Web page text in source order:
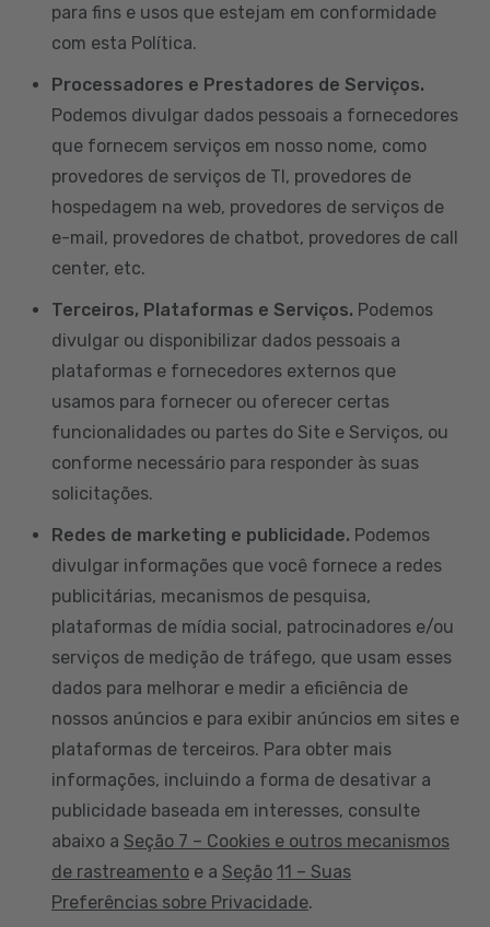
para fins e usos que estejam em conformidade
com esta Política.
Processadores e Prestadores de Serviços.
Podemos divulgar dados pessoais a fornecedores
que fornecem serviços em nosso nome, como
provedores de serviços de TI, provedores de
hospedagem na web, provedores de serviços de
e-mail, provedores de chatbot, provedores de call
center, etc.
Terceiros, Plataformas e Serviços. Podemos
divulgar ou disponibilizar dados pessoais a
plataformas e fornecedores externos que
usamos para fornecer ou oferecer certas
funcionalidades ou partes do Site e Serviços, ou
conforme necessário para responder às suas
solicitações.
Redes de marketing e publicidade. Podemos
divulgar informações que você fornece a redes
publicitárias, mecanismos de pesquisa,
plataformas de mídia social, patrocinadores e/ou
serviços de medição de tráfego, que usam esses
dados para melhorar e medir a eficiência de
nossos anúncios e para exibir anúncios em sites e
plataformas de terceiros. Para obter mais
informações, incluindo a forma de desativar a
publicidade baseada em interesses, consulte
abaixo a Seção 7 – Cookies e outros mecanismos
de rastreamento e a Seção 11 – Suas
Preferências sobre Privacidade.